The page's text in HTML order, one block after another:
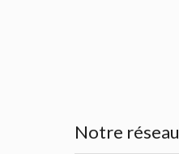
Notre réseau